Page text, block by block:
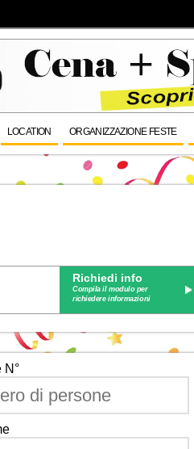
LOCATION ORGANIZZAZIONE FESTE
Richiedi info
Compila il modulo per
richiedere informazioni
N°